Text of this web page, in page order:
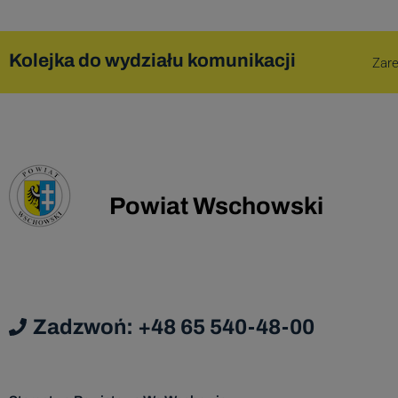
Kolejka do wydziału komunikacji
Powiat Wschowski
Zadzwoń: +48 65 540-48-00